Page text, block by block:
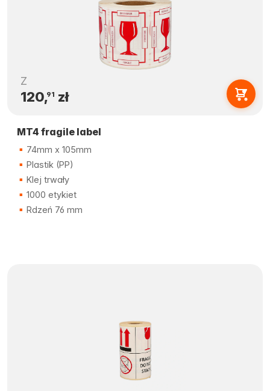
Z
120,91 zł
MT4 fragile label
74mm x 105mm
Plastik (PP)
Klej trwały
1000 etykiet
Rdzeń 76 mm